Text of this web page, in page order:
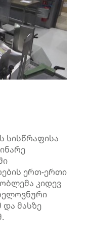
სისწრაფისა
ერთ-ერთი
კიდევ
და მასზე